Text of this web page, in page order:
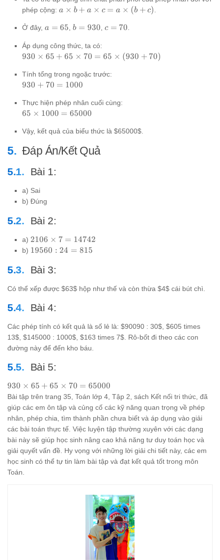
phép cộng: a
b + a
c = a
\times
c)
a × b + a × c = a × (b + c).
Ở đây, a
65
a = 65,b =
b = 930, c
c = 70.
Áp dụng công thức, ta có:
930
65 +
65
70 =
65
(930
+ 70)
930 × 65 + 65 × 70 = 65 × (930 + 70)
Tính tổng trong ngoặc trước:
930
=
1000
930 + 70 = 1000
Thực hiện phép nhân cuối cùng:
65
1000
65000
65 × 1000 = 65000
Vậy, kết quả của biểu thức là $65000$.
Đáp Án/Kết Quả
Bài 1:
a) Sai
b) Đúng
Bài 2:
a) 2106
\times
14742
2106 × 7 = 14742
b) 19560
815
19560 : 24 = 815
Bài 3:
Có thể xếp được $63$ hộp như thế và còn thừa $4$ cái bút chì.
Bài 4:
Các phép tính có kết quả là số lẻ là: $90090 : 30$, $605 times
13$, $145000 : 1000$, $163 times 7$. Rô-bốt đi theo các con
đường này để đến kho báu.
Bài 5:
930
\times
65 +
65
\times
70 =
65000
930 × 65 + 65 × 70 = 65000
Bài tập trên trang 35, Toán lớp 4, Tập 2, sách Kết nối tri thức, đã
giúp các em ôn tập và củng cố các kỹ năng quan trọng về phép
nhân, phép chia, tìm thành phần chưa biết và áp dụng vào giải
các bài toán thực tế. Việc luyện tập thường xuyên với các dạng
bài này sẽ giúp học sinh nâng cao khả năng tư duy toán học và
giải quyết vấn đề. Hy vọng với những lời giải chi tiết này, các em
học sinh có thể tự tin làm bài tập và đạt kết quả tốt trong môn
Toán.